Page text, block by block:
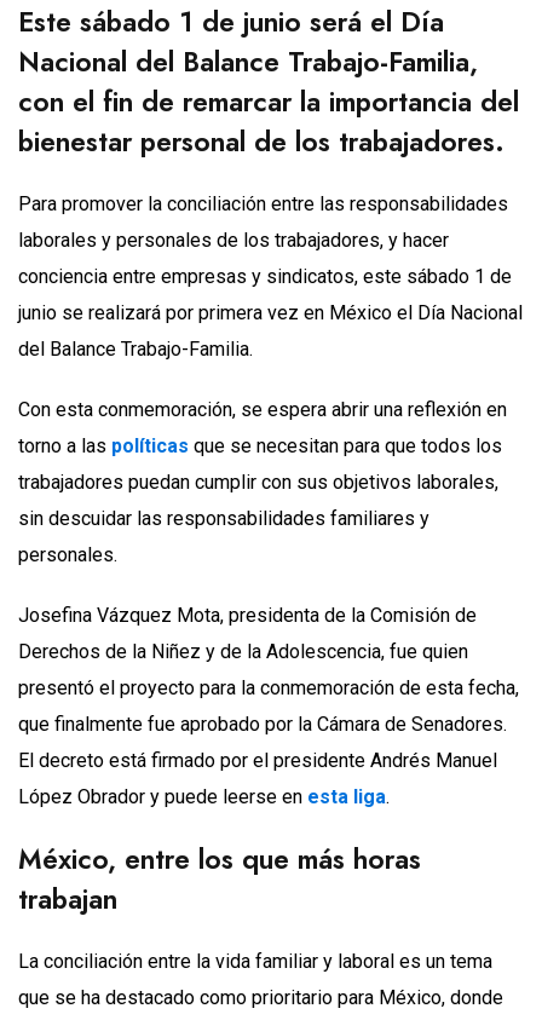
Este sábado 1 de junio será el Día
Nacional del Balance Trabajo-Familia,
con el fin de remarcar la importancia del
bienestar personal de los trabajadores.
Para promover la conciliación entre las responsabilidades
laborales y personales de los trabajadores, y hacer
conciencia entre empresas y sindicatos, este sábado 1 de
junio se realizará por primera vez en México el Día Nacional
del Balance Trabajo-Familia.
Con esta conmemoración, se espera abrir una reflexión en
torno a las políticas que se necesitan para que todos los
trabajadores puedan cumplir con sus objetivos laborales,
sin descuidar las responsabilidades familiares y
personales.
Josefina Vázquez Mota, presidenta de la Comisión de
Derechos de la Niñez y de la Adolescencia, fue quien
presentó el proyecto para la conmemoración de esta fecha,
que finalmente fue aprobado por la Cámara de Senadores.
El decreto está firmado por el presidente Andrés Manuel
López Obrador y puede leerse en esta liga.
México, entre los que más horas
trabajan
La conciliación entre la vida familiar y laboral es un tema
que se ha destacado como prioritario para México, donde